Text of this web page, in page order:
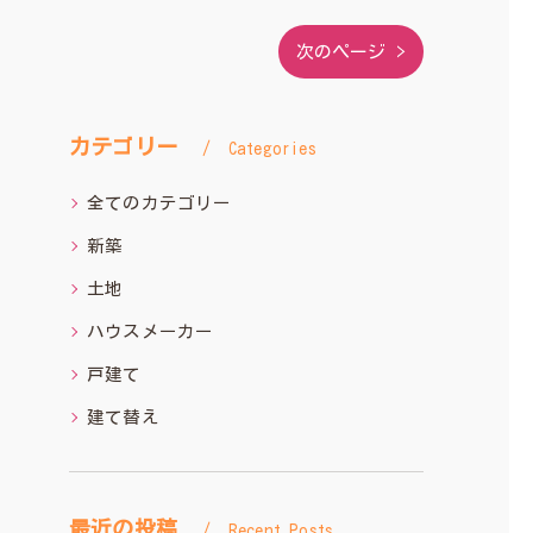
次のページ >
カテゴリー Categories
全てのカテゴリー
新築
土地
ハウスメーカー
戸建て
建て替え
最近の投稿